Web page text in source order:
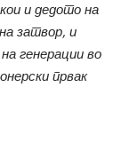
и дедото на
затвор, и
генерации во
првак